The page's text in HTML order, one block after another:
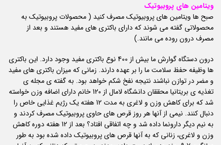
ویتامین های پروبیوتیک
صبح ها ویتامین های پروبیوتیک مصرف کنید ( محصولات پروبیوتیک به
محصولاتی گفته می شوند که دارای باکتری های مفید هستند و بعد از
مصرف درون روده می مانند.)
درون دستگاه گوارش ما بیش از 400 نوع باکتری مفید وجود دارد. این باکتری
ها وظیفه حفظ سلامت ما را بر عهده دارند. زمانی که میزان باکتری های مفید
و مضر در توازن نباشند نتیجه نفخ شکم خواهد بود. به گفته ی مجله ی
تغذیه ی بریتانیا محققان دانشگاه لامال از 120 خانم دارای اضافه وزن خواسته
شد که برای کاهش وزن و لاغری به مدت 12 هفته یک رژیم غذایی خاص را
دنبال کنند. نیمی از آنها هر روز قرص های حاوی پروبیوتیک مصرف کردند و
به نیم دیگر دارونما داده شد و چه اتفاقی افتاد؟ بعد از 12 هفته دوره کاهش
وزن و لاغری، زنانی که به آنها قرص های پروبیوتیک داده شده بود به طور